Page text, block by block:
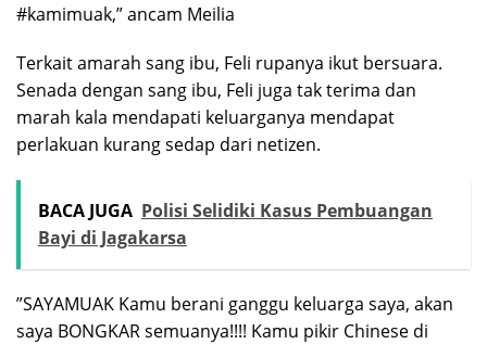
#kamimuak,” ancam Meilia
Terkait amarah sang ibu, Feli rupanya ikut bersuara.
Senada dengan sang ibu, Feli juga tak terima dan
marah kala mendapati keluarganya mendapat
perlakuan kurang sedap dari netizen.
BACA JUGA Polisi Selidiki Kasus Pembuangan
Bayi di Jagakarsa
”SAYAMUAK Kamu berani ganggu keluarga saya, akan
saya BONGKAR semuanya!!!! Kamu pikir Chinese di